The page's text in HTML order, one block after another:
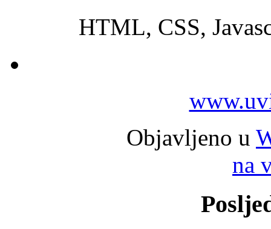
HTML, CSS,
Objavljeno u
na